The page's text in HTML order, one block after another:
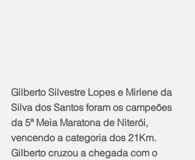
Gilberto Silvestre Lopes e Mirlene da
Silva dos Santos foram os campeões
da 5ª Meia Maratona de Niterói,
vencendo a categoria dos 21Km.
Gilberto cruzou a chegada com o